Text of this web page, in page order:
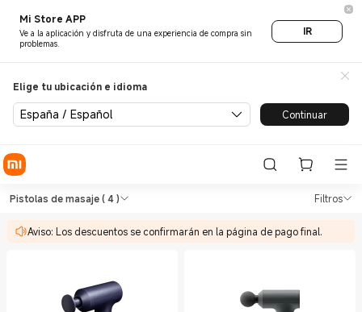
Mi Store APP
Ve a la aplicación y disfruta de una experiencia de compra sin
problemas.
IR
Elige tu ubicación e idioma
España / Español Continuar
Shop Salud y estado fisico
Pistolas de masaje( 4 ) Filtros
Aviso: Los descuentos se confirmarán en la página de pago final.
Shop Salud y estado fisico Pistolas